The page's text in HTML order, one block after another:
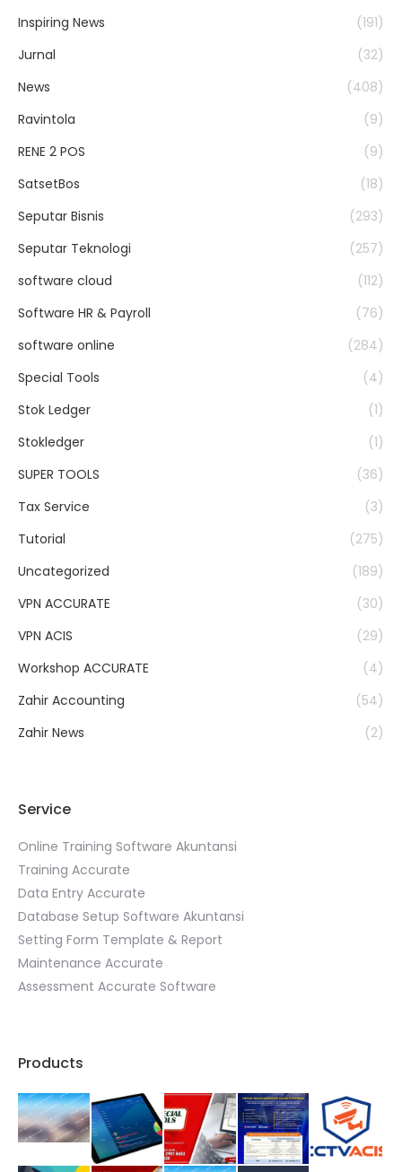
Inspiring News
(191)
Jurnal
(32)
News
(408)
Ravintola
(9)
RENE 2 POS
(9)
SatsetBos
(18)
Seputar Bisnis
(293)
Seputar Teknologi
(257)
software cloud
(112)
Software HR & Payroll
(76)
software online
(284)
Special Tools
(4)
Stok Ledger
(1)
Stokledger
(1)
SUPER TOOLS
(36)
Tax Service
(3)
Tutorial
(275)
Uncategorized
(189)
VPN ACCURATE
(30)
VPN ACIS
(29)
Workshop ACCURATE
(4)
Zahir Accounting
(54)
Zahir News
(2)
Service
Online Training Software Akuntansi
Training Accurate
Data Entry Accurate
Database Setup Software Akuntansi
Setting Form Template & Report
Maintenance Accurate
Assessment Accurate Software
Products